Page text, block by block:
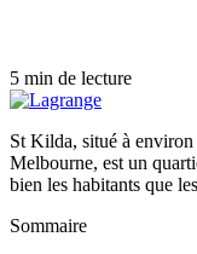
5 min de lecture
St Kilda, situé à
Melbourne, est un
bien les habitants que
Sommaire